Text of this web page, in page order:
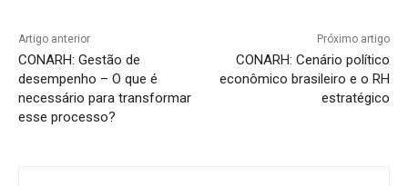
Artigo anterior
CONARH: Gestão de
desempenho – O que é
necessário para transformar
esse processo?
Próximo artigo
CONARH: Cenário político
econômico brasileiro e o RH
estratégico